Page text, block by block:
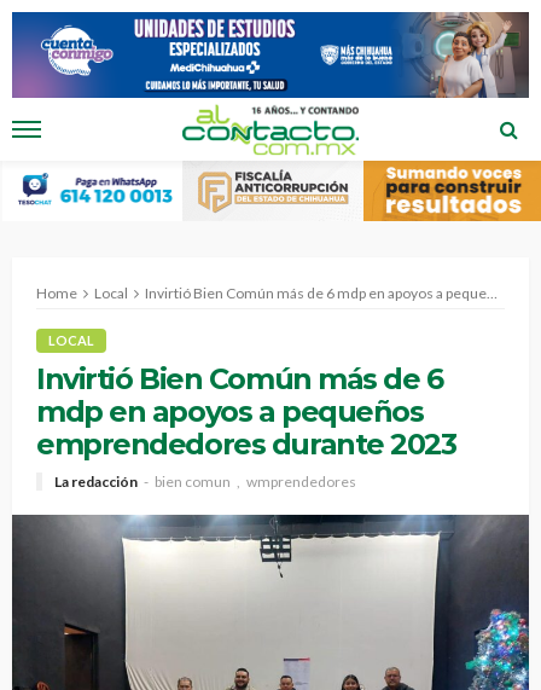
Home Local Invirtió Bien Común más de 6 mdp en apoyos a pequeños emprendedores durante 2023
LOCAL
Invirtió Bien Común más de 6
mdp en apoyos a pequeños
emprendedores durante 2023
La redacción bien comun wmprendedores